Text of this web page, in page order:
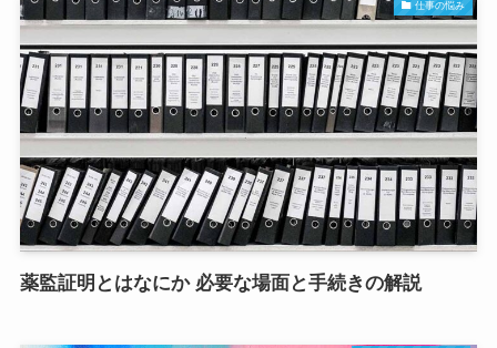
仕事の悩み
薬監証明とはなにか 必要な場面と手続きの解説